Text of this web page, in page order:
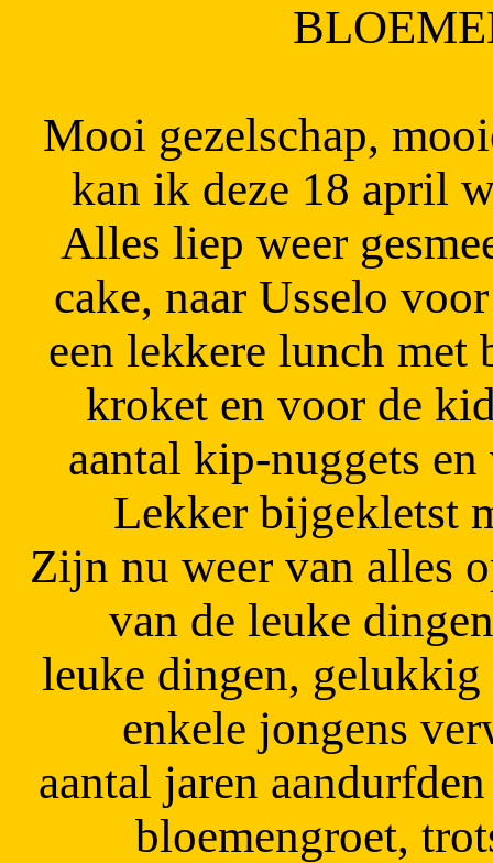
Mooi gezelschap,
kan ik deze 18 april
Alles liep weer
cake, naar Usselo
een lekkere lunch met
kroket en voor de
aantal kip-nuggets
Lekker bijgekletst
Zijn nu weer van alles
van de leuke
leuke dingen,
enkele jongens
aantal jaren
bloemengroet,